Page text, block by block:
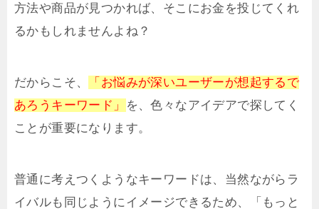
方法や商品が見つかれば、そこにお金を投じてくれ
るかもしれませんよね？
だからこそ、
「お悩みが深いユーザーが想起するで
あろうキーワード」
を、色々なアイデアで探してく
ことが重要になります。
普通に考えつくようなキーワードは、当然ながらラ
イバルも同じようにイメージできるため、「もっと